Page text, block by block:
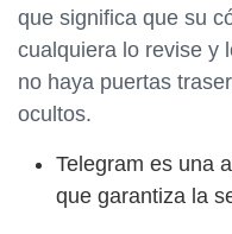
que significa que su
cualquiera lo revise y
no haya puertas
ocultos.
Telegram es una
que garantiza la